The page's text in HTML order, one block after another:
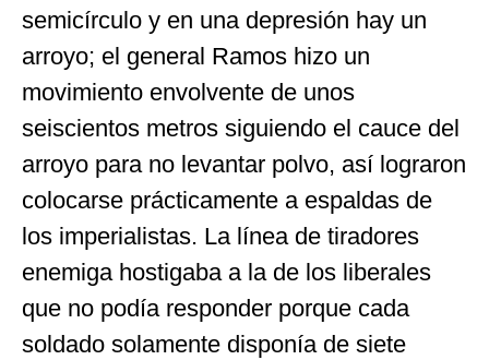
semicírculo y en una depresión hay un
arroyo; el general Ramos hizo un
movimiento envolvente de unos
seiscientos metros siguiendo el cauce del
arroyo para no levantar polvo, así lograron
colocarse prácticamente a espaldas de
los imperialistas. La línea de tiradores
enemiga hostigaba a la de los liberales
que no podía responder porque cada
soldado solamente disponía de siete